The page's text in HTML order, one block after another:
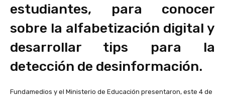
estudiantes, para conocer
sobre la alfabetización digital y
desarrollar tips para la
detección de desinformación.
Fundamedios y el Ministerio de Educación presentaron, este 4 de